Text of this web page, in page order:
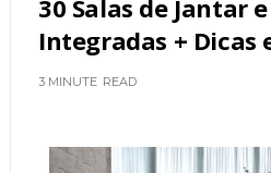
30 Salas de Jantar
Integradas + Dicas
3 MINUTE READ